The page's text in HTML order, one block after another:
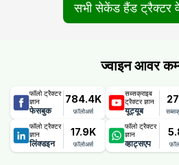
सभी सेकेंड हैंड ट्रैक्टर
ज्वाइन आवर
फॉलो ट्रैक्टर
ज्ञान
फेसबुक
784.4K
फ़ॉलोअर्स
सब्सक्राइब
ट्रैक्टर ज्ञान
यूट्यूब
फॉलो ट्रैक्टर
ज्ञान
लिंक्डइन
17.9K
फ़ॉलोअर्स
फॉलो ट्रैक्टर
ज्ञान
व्हाट्सएप